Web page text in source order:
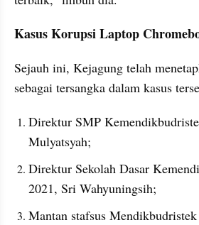
Kasus Korupsi Laptop
Sejauh ini, Kejagung telah
sebagai tersangka dalam kasus
Direktur SMP
Mulyatsyah;
Direktur Sekolah Dasar
2021, Sri Wahyuningsih;
Mantan stafsus